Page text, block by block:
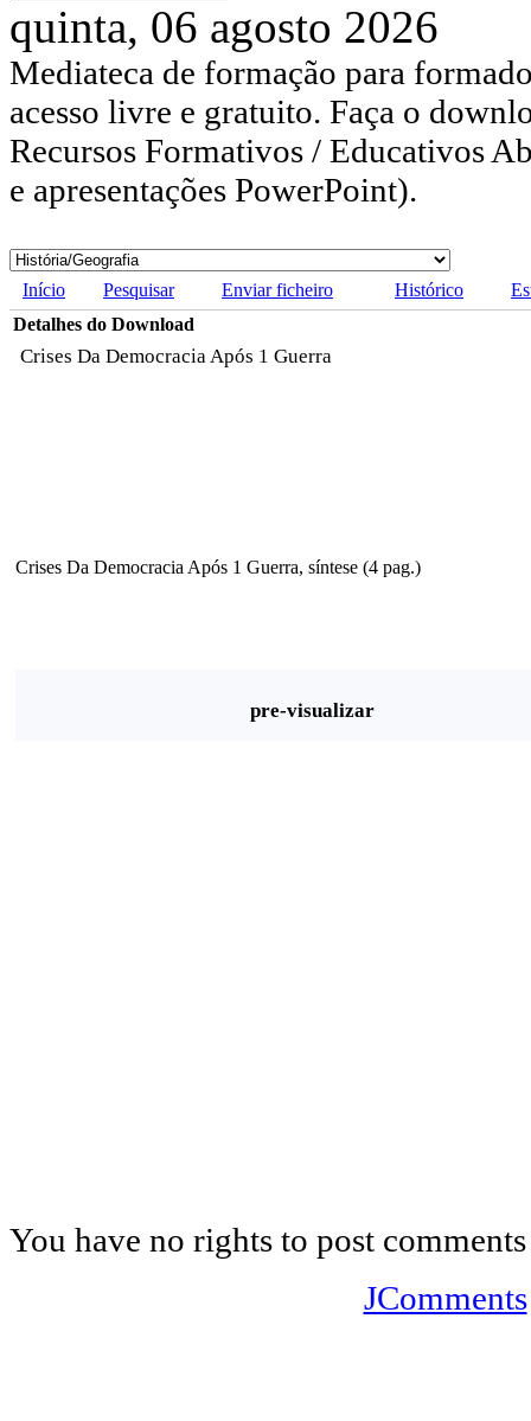
quinta, 06 agosto 2026
Mediateca de formação para
acesso livre e gratuito. Faça o
Recursos Formativos / Educativos
e apresentações PowerPoint).
Início Pesquisar Enviar ficheiro Histórico
Detalhes do Download
Crises Da Democracia Após 1 Guerra
Crises Da Democracia Após 1 Guerra, síntese (4 pag.)
pre-visualizar
You have no rights to post comments
JComments